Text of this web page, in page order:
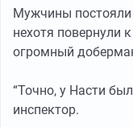
Мужчины
нехотя повернули
огромный
“Точно, у Насти
инспектор.